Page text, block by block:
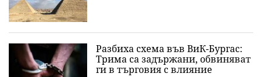
Разбиха схема във ВиК-Бургас:
Трима са задържани, обвиняват
ги в търговия с влияние